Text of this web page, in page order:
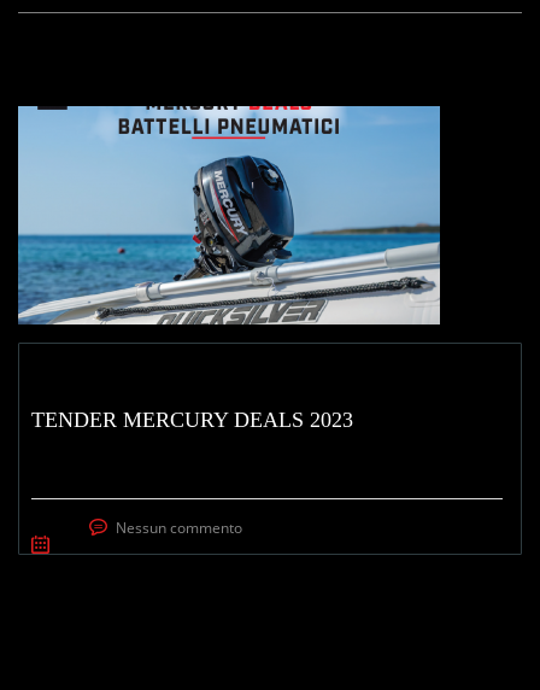
TENDER MERCURY DEALS 2023
Nessun commento